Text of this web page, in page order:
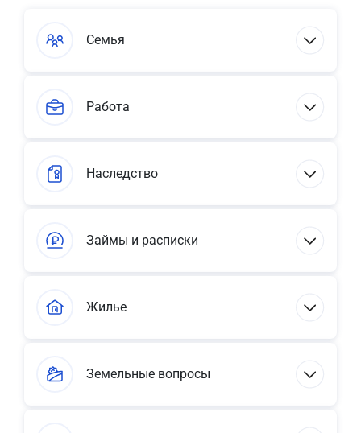
Семья
Работа
Наследство
Займы и расписки
Жилье
Земельные вопросы